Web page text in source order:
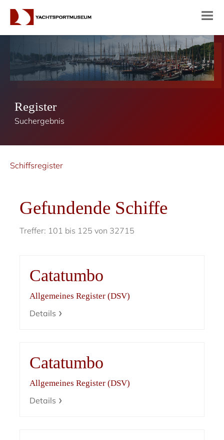
Register
Suchergebnis
Schiffsregister
Gefundende Schiffe
Treffer: 101 bis 125 von 32715
Catatumbo
Allgemeines Register (DSV)
Details
Catatumbo
Allgemeines Register (DSV)
Details